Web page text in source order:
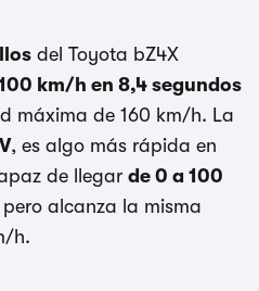
del Toyota bZ4X
km/h en 8,4 segundos
máxima de 160 km/h. La
, es algo más rápida en
de llegar de 0 a 100
pero alcanza la misma
h.